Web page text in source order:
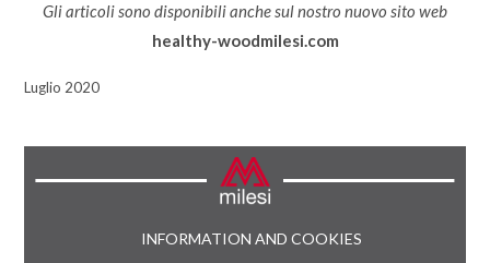
Gli articoli sono disponibili anche sul nostro nuovo sito web
healthy-woodmilesi.com
Luglio 2020
INFORMATION AND COOKIES